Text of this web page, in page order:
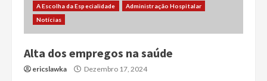
A Escolha da Especialidade
Administração Hospitalar
Notícias
Alta dos empregos na saúde
ericslawka Dezembro 17, 2024